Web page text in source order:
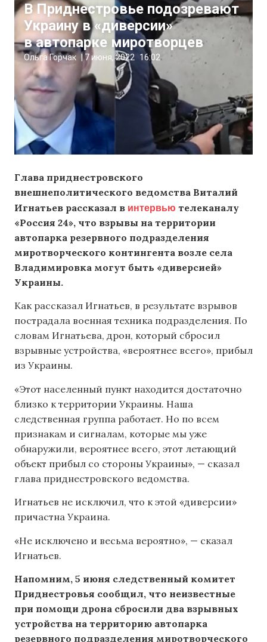
В Приднестровье подозревают
Украину в «диверсии»
в автопарке миротворцев
Ольга Горчак 7 июня, 2022 16:02
Глава приднестровского
внешнеполитического ведомства Виталий
Игнатьев рассказал в интервью телеканалу
«Россия 24», что взрывы на территории
автопарка резервного подразделения
миротворческого контингента возле села
Владимировка могут быть «диверсией»
Украины.
Как рассказал Игнатьев, в результате взрывов
пострадала военная техника подразделения. По
словам Игнатьева, дрон, который сбросил
взрывные устройства, «вероятнее всего», прибыл
из Украины.
«Этот населенный пункт находится достаточно
близко к территории Украины. Наша
следственная группа работает. Но по всем
признакам и сигналам, которые мы уже
обнаружили, вероятнее всего, этот летающий
объект прибыл со стороны Украины», — сказал
глава приднестровского ведомства.
Игнатьев не исключил, что к этой «диверсии»
причастна Украина.
«Не исключено и весьма вероятно», — сказал
Игнатьев.
Напомним, 5 июня следственный комитет
Приднестровья сообщил, что неизвестные
при помощи дрона сбросили два взрывных
устройства на территорию автопарка
резервного подразделения миротворческого